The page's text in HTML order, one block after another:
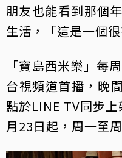
朋友也能看到那個
生活，「這是一個
「寶島西米樂」每
台視頻道首播，晚
點於LINE TV同步
月23日起，周一至